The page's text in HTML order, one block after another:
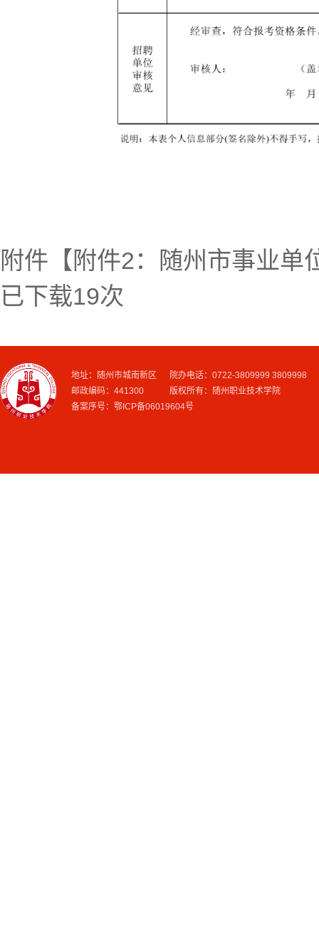
附件【 附件2：随州市事业单
已下载19次
地址：随州市城南新区 院办电话：0722-3809999 3809998
邮政编码：441300 版权所有：随州职业技术学院
备案序号：鄂ICP备06019604号